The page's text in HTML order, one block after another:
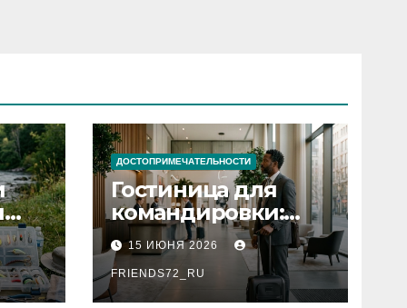
ДОСТОПРИМЕЧАТЕЛЬНОСТИ
Гостиница для
командировки:
основные
критерии выбора
15 ИЮНЯ 2026
FRIENDS72_RU